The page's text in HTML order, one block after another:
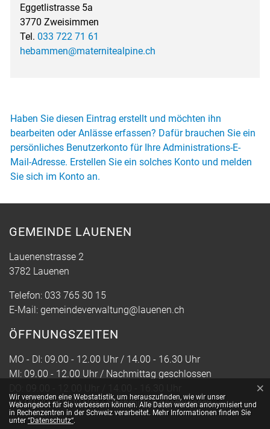
Eggetlistrasse 5a
3770 Zweisimmen
Tel. 033 722 71 61
hebammen@maternitealpine.ch
Haben Sie diesen Eintrag erstellt und möchten ihn
bearbeiten oder Anlässe erfassen? Dafür brauchen Sie ein
persönliches Benutzerkonto für Ihre Administrations-E-
Mail-Adresse. Erstellen Sie ein solches Konto und melden
Sie sich im Konto an.
GEMEINDE LAUENEN
Lauenenstrasse 2
3782 Lauenen
Telefon: 033 765 30 15
E-Mail: gemeindeverwaltung@lauenen.ch
ÖFFNUNGSZEITEN
MO - DI: 09.00 - 12.00 Uhr / 14.00 - 16.30 Uhr
MI: 09.00 - 12.00 Uhr / Nachmittag geschlossen
FR: 09.00 - 12.00 Uhr / Nachmittag geschlossen
Webstatistik
Wir verwenden eine Webstatistik, um herauszufinden, wie wir unser
Webangebot für Sie verbessern können. Alle Daten werden anonymisiert und
in Rechenzentren in der Schweiz verarbeitet. Mehr Informationen finden Sie
unter “Datenschutz“.
×